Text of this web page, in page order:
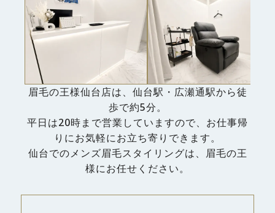
眉毛の王様仙台店は、仙台駅・広瀬通駅から徒
歩で約5分。
平日は20時まで営業していますので、お仕事帰
りにお気軽にお立ち寄りできます。
仙台でのメンズ眉毛スタイリングは、眉毛の王
様にお任せください。